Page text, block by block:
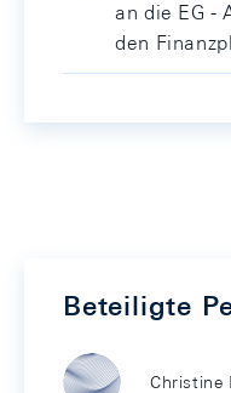
an die EG -
den
Beteiligte
Christine